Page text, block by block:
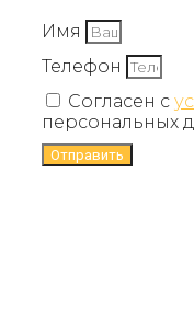
Имя
Телефон
Согласен с
персональных
Отправить